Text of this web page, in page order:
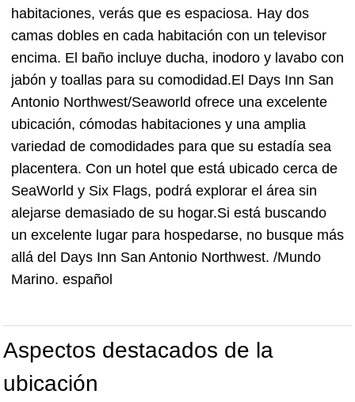
habitaciones, verás que es espaciosa. Hay dos
camas dobles en cada habitación con un televisor
encima. El baño incluye ducha, inodoro y lavabo con
jabón y toallas para su comodidad.El Days Inn San
Antonio Northwest/Seaworld ofrece una excelente
ubicación, cómodas habitaciones y una amplia
variedad de comodidades para que su estadía sea
placentera. Con un hotel que está ubicado cerca de
SeaWorld y Six Flags, podrá explorar el área sin
alejarse demasiado de su hogar.Si está buscando
un excelente lugar para hospedarse, no busque más
allá del Days Inn San Antonio Northwest. /Mundo
Marino. español
Aspectos destacados de la
ubicación